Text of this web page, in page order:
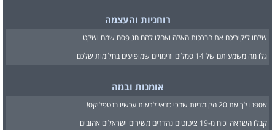
רוחניות והעצמה
שלחו ליקיריכם את הברכות האלה ואחלו להם חג פסח שמח ושקט
גלו מה משמעותם של 14 סמלים ודימויים שמופיעים בחלומות שלכם
אומנות ובמה
אספנו לך את 20 הקומדיות שהכי כדאי לראות עכשיו בנטפליקס!
קבלו השראה וכוח מ-19 ציטוטים נהדרים משירים ישראלים אהובים